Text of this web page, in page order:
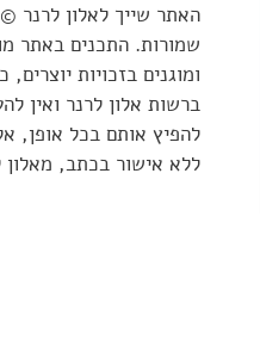
האתר שייך לאלון לרנר
שמורות. התכנים באתר
ומוגנים בזכויות
ברשות אלון לרנר ואין
להפיץ אותם בכל אופן,
ללא אישור בכתב, מאלון